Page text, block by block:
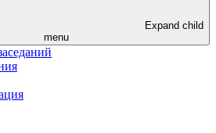
Expand child
menu